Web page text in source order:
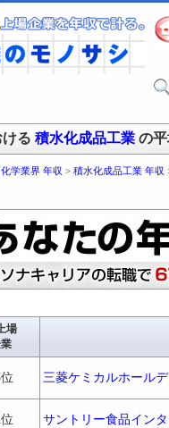
る 積水化成品工業 の
化学業界 年収 > 積水化成品工業 年収
場
三菱ケミカルホール
サントリー食品イン